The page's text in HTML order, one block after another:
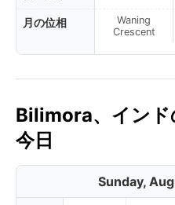
月の位相
Waning
Crescent
Bilimora、インド
今日
Sunday,